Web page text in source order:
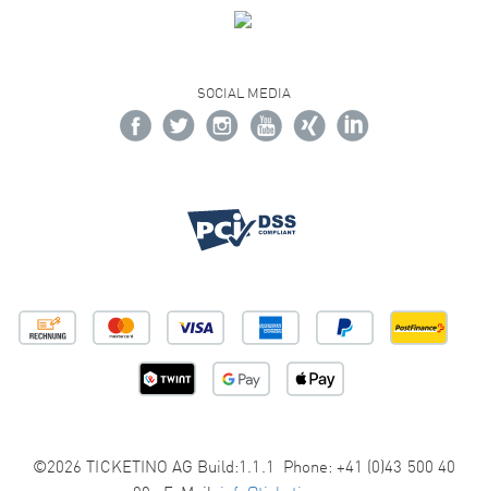
SOCIAL MEDIA
©2026 TICKETINO AG Build:1.1.1 Phone: +41 (0)43 500 40